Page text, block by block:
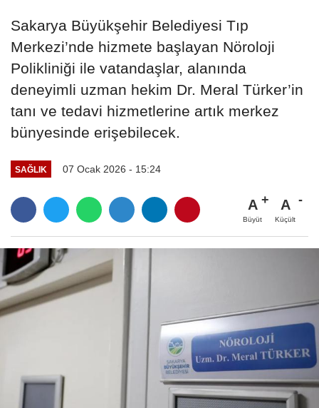
Sakarya Büyükşehir Belediyesi Tıp
Merkezi’nde hizmete başlayan Nöroloji
Polikliniği ile vatandaşlar, alanında
deneyimli uzman hekim Dr. Meral Türker’in
tanı ve tedavi hizmetlerine artık merkez
bünyesinde erişebilecek.
SAĞLIK 07 Ocak 2026 - 15:24
A
Büyüt
A
Küçült